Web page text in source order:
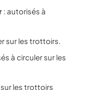
: autorisés à
sur les trottoirs.
à circuler sur les
les trottoirs